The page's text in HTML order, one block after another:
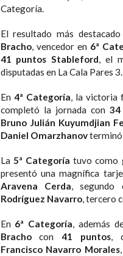
Categoría.
El resultado más
Bracho, vencedor en 6ª
41 puntos Stableford, el
disputadas en La Cala Pares 3.
En 4ª Categoría, la victoria
completó la jornada con 34
Bruno Julián Kuyumdjian
Daniel Omarzhanovterminó
La 5ª Categoría tuvo como
presentó una magnífica
Aravena Cerda, segundo
Rodríguez Navarro, tercero
En 6ª Categoría, además
Brachocon 41 puntos,
Francisco Navarro Morales